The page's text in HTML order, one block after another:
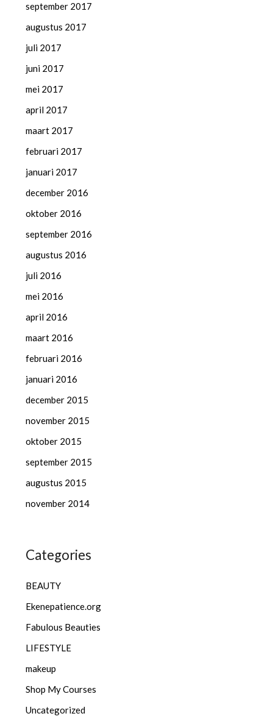
september 2017
augustus 2017
juli 2017
juni 2017
mei 2017
april 2017
maart 2017
februari 2017
januari 2017
december 2016
oktober 2016
september 2016
augustus 2016
juli 2016
mei 2016
april 2016
maart 2016
februari 2016
januari 2016
december 2015
november 2015
oktober 2015
september 2015
augustus 2015
november 2014
Categories
BEAUTY
Ekenepatience.org
Fabulous Beauties
LIFESTYLE
makeup
Shop My Courses
Uncategorized